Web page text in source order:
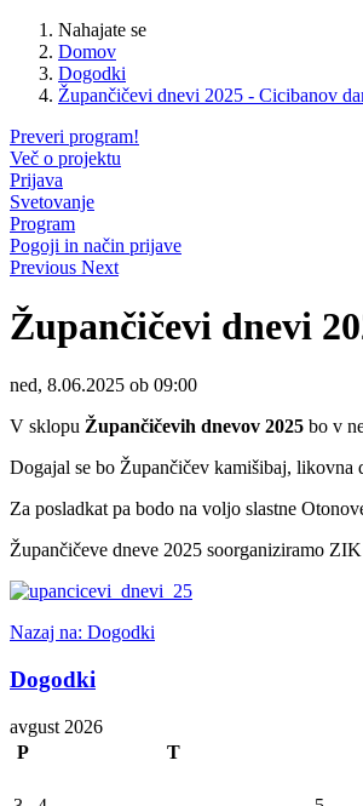
Nahajate se
Domov
Dogodki
Župančičevi dnevi 2025 - Cicibanov
Preveri program!
Več o projektu
Prijava
Svetovanje
Program
Pogoji in način prijave
Previous Next
Župančičevi dnevi
ned, 8.06.2025 ob 09:00
V sklopu Župančičevih dnevov 2025 bo v
Dogajal se bo Župančičev kamišibaj, likovna
Za posladkat pa bodo na voljo slastne
Župančičeve dneve 2025 soorganiziramo
Nazaj na: Dogodki
Dogodki
avgust 2026
P
T